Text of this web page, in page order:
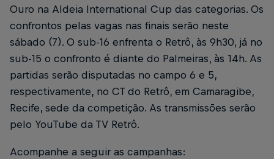
Ouro na Aldeia International Cup das categorias. Os
confrontos pelas vagas nas finais serão neste
sábado (7). O sub-16 enfrenta o Retrô, às 9h30, já no
sub-15 o confronto é diante do Palmeiras, às 14h. As
partidas serão disputadas no campo 6 e 5,
respectivamente, no CT do Retrô, em Camaragibe,
Recife, sede da competição. As transmissões serão
pelo YouTube da TV Retrô.
Acompanhe a seguir as campanhas: